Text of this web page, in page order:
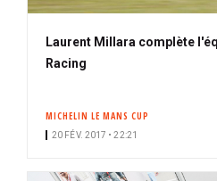
Laurent Millara complète
Racing
MICHELIN LE MANS CUP
20 FÉV. 2017 • 22:21